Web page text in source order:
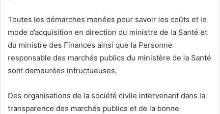
Toutes les démarches menées pour savoir les coûts et le
mode d’acquisition en direction du ministre de la Santé et
du ministre des Finances ainsi que la Personne
responsable des marchés publics du ministère de la Santé
sont demeurées infructueuses.
Des organisations de la société civile intervenant dans la
transparence des marchés publics et de la bonne